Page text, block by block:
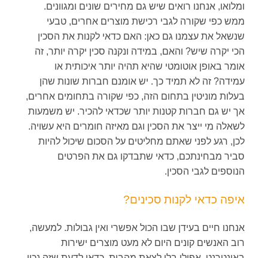
ומלואו, אנחנו רואים שיש גם מחירים שונים ומגוונים.
ממש כפי שקורה לגבי רכישת מוצרים אחרים, טבעי
שנשאל את עצמנו גם כאן: האם כדאי לקנות את הסכין
הכי יקרה שיש? והאם, במידה ונקנה סכין יקרה יותר, זה
אומר באופן אוטומטי שהיא תהיה יותר איכותית או
עמידה? זה לא תמיד כך. יש אומנם חברות שונות שהן
בעלות מוניטין בתחום הזה, כפי שקורה בתחומים אחרים,
אך יש גם חברות קטנות יותר שכדאי להכיר. יש משמעות
לשאלה מי ייצר את הסכין וגם מאיזה חומרים היא עשויה.
לכן, רגע לפני שאתם מחליטים על הסכום שיכול להיות
סביר מבחינתכם, כדאי שתבדקו גם את הפרטים
הנוספים לגבי הסכין.
איפה כדאי לקנות סכינים?
אנחנו חיים בעידן שבו הכול אפשרי ואין גבולות. למעשה,
רוב האנשים קונים היום לא מעט מוצרים ישירות